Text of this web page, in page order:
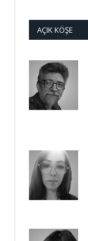
AÇIK KÖŞE